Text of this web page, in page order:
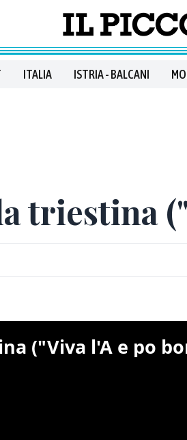
ITALIA ISTRIA - BALCANI
triestina
("Viva l'A e po